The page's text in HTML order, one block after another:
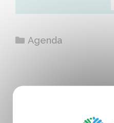
Catégories
Agenda